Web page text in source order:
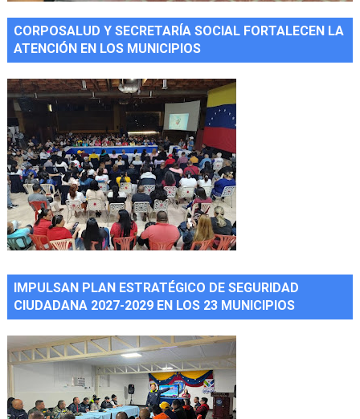
CORPOSALUD Y SECRETARÍA SOCIAL FORTALECEN LA
ATENCIÓN EN LOS MUNICIPIOS
IMPULSAN PLAN ESTRATÉGICO DE SEGURIDAD
CIUDADANA 2027-2029 EN LOS 23 MUNICIPIOS